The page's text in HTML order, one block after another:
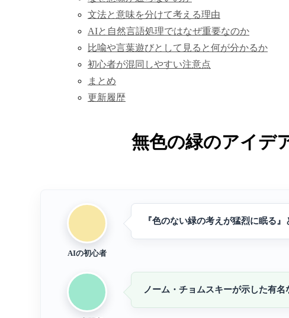
文法と意味を分けて考える理由
AIと自然言語処理ではなぜ重要なのか
比喩や言葉遊びとして見ると何が分かるか
初心者が混同しやすい注意点
まとめ
更新履歴
無色の緑のアイデ
AIの初心者
『色のない緑の考えが猛烈に眠る
ノーム・チョムスキーが示した有